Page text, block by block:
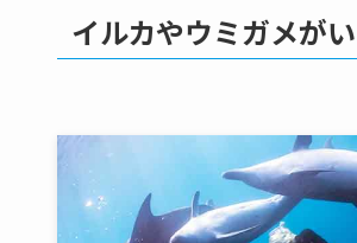
イルカやウミガメが